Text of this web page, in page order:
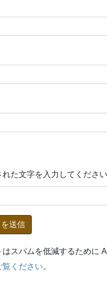
れた文字を入力してください
はスパムを低減するために
覧ください。